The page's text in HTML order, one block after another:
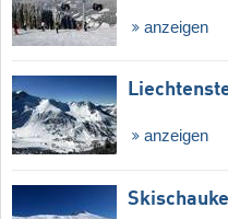
anzeigen
anzeigen